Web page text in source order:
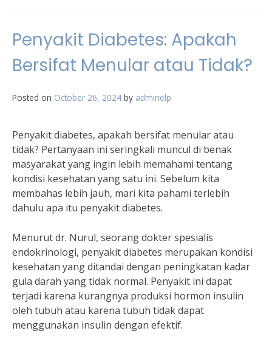
Penyakit Diabetes: Apakah
Bersifat Menular atau Tidak?
Posted on October 26, 2024 by adminelp
Penyakit diabetes, apakah bersifat menular atau
tidak? Pertanyaan ini seringkali muncul di benak
masyarakat yang ingin lebih memahami tentang
kondisi kesehatan yang satu ini. Sebelum kita
membahas lebih jauh, mari kita pahami terlebih
dahulu apa itu penyakit diabetes.
Menurut dr. Nurul, seorang dokter spesialis
endokrinologi, penyakit diabetes merupakan kondisi
kesehatan yang ditandai dengan peningkatan kadar
gula darah yang tidak normal. Penyakit ini dapat
terjadi karena kurangnya produksi hormon insulin
oleh tubuh atau karena tubuh tidak dapat
menggunakan insulin dengan efektif.